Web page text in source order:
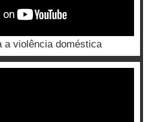
a violência doméstica